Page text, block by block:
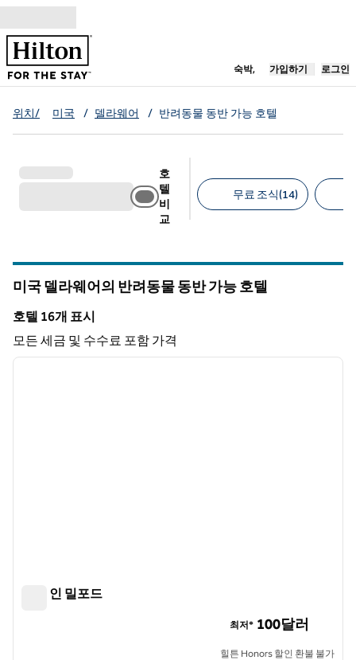
콘텐츠로 이동
숙박,새 탭 열림
가입하기 로그인
위치/ 미국 / 델라웨어 / 반려동물 동반 가능 호텔
호
텔
비
교
무료 조식(14)
미국 델라웨어의 반려동물 동반 가능 호텔
호텔 16개 표시
호텔 16개 표시
모든 세금 및 수수료 포함 가격
1/12
다음
햄튼 인 밀포드
최저* 100달러
힐튼 Honors 할인 환불 불가